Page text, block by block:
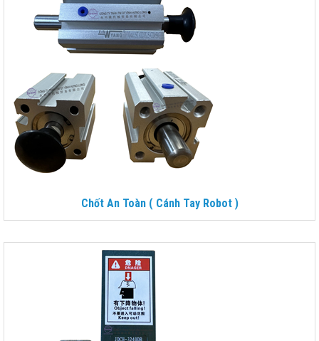
Chốt An Toàn ( Cánh Tay Robot )